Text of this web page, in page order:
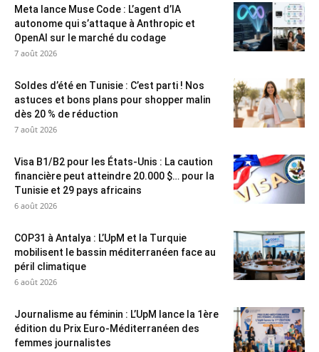
Meta lance Muse Code : L’agent d’IA
autonome qui s’attaque à Anthropic et
OpenAI sur le marché du codage
7 août 2026
Soldes d’été en Tunisie : C’est parti ! Nos
astuces et bons plans pour shopper malin
dès 20 % de réduction
7 août 2026
Visa B1/B2 pour les États-Unis : La caution
financière peut atteindre 20.000 $… pour la
Tunisie et 29 pays africains
6 août 2026
COP31 à Antalya : L’UpM et la Turquie
mobilisent le bassin méditerranéen face au
péril climatique
6 août 2026
Journalisme au féminin : L’UpM lance la 1ère
édition du Prix Euro-Méditerranéen des
femmes journalistes